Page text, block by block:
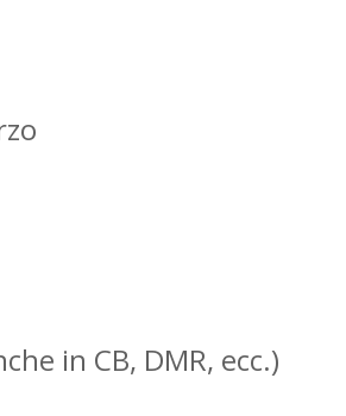
in CB, DMR, ecc.)